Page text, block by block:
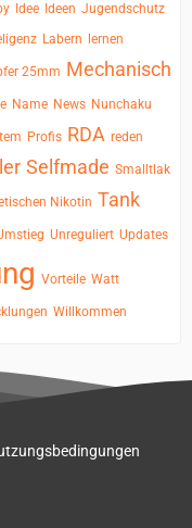
Idee Ideen Jugendschutz
Labern lernen
25mm Mechanisch
Name News Nunchaku
Profis RDA reden
Selfmade Smalltlak
Nikotin Tank
Unreguliert Updates
Vorteile Watt
Willkommen